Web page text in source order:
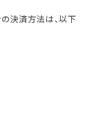
決済方法は、以下